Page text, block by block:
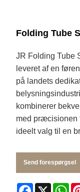
Folding Tube
JR Folding Tube
leveret af en
på landets
kombinerer
med præcisionen
ideelt valg til en
Send forespørgsel
Facebook
X